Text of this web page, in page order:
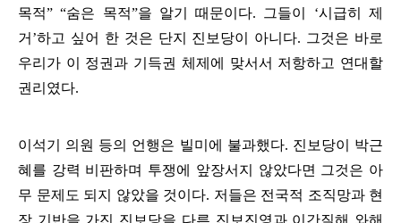
목적” “숨은 목적”을 알기 때문이다. 그들이 ‘시급히 제
거 ’하고 싶어 한 것은 단지 진보당이 아니다. 그것은 바로
우리가 이 정권과 기득권 체제에 맞서서 저항하고 연대할
권리였다.
이석기 의원 등의 언행은 빌미에 불과했다. 진보당이 박근
혜를 강력 비판하며 투쟁에 앞장서지 않았다면 그것은 아
무 문제도 되지 않았을 것이다. 저들은 전국적 조직망과 현